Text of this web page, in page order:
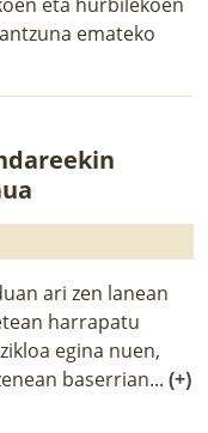
emateko
ari zen lanean
harrapatu
egina nuen,
baserrian... (+)